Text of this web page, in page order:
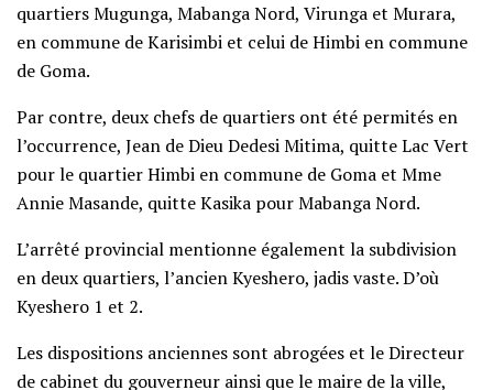
quartiers Mugunga, Mabanga Nord, Virunga et Murara,
en commune de Karisimbi et celui de Himbi en commune
de Goma.
Par contre, deux chefs de quartiers ont été permités en
l’occurrence, Jean de Dieu Dedesi Mitima, quitte Lac Vert
pour le quartier Himbi en commune de Goma et Mme
Annie Masande, quitte Kasika pour Mabanga Nord.
L’arrêté provincial mentionne également la subdivision
en deux quartiers, l’ancien Kyeshero, jadis vaste. D’où
Kyeshero 1 et 2.
Les dispositions anciennes sont abrogées et le Directeur
de cabinet du gouverneur ainsi que le maire de la ville,